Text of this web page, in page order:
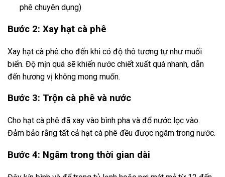
phê chuyên dụng)
Bước 2: Xay hạt cà phê
Xay hạt cà phê cho đến khi có độ thô tương tự như muối
biển. Độ mịn quá sẽ khiến nước chiết xuất quá nhanh, dẫn
đến hương vị không mong muốn.
Bước 3: Trộn cà phê và nước
Cho hạt cà phê đã xay vào bình pha và đổ nước lọc vào.
Đảm bảo rằng tất cả hạt cà phê đều được ngâm trong nước.
Bước 4: Ngâm trong thời gian dài